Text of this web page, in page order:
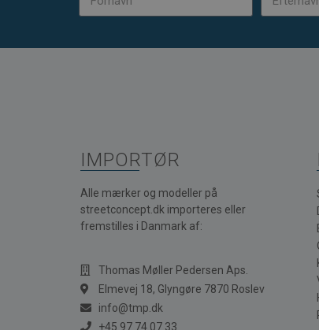
IMPORTØR
Alle mærker og modeller på
streetconcept.dk importeres eller
fremstilles i Danmark af:
Thomas Møller Pedersen Aps.
Elmevej 18, Glyngøre 7870 Roslev
info@tmp.dk
+45 97 74 07 33